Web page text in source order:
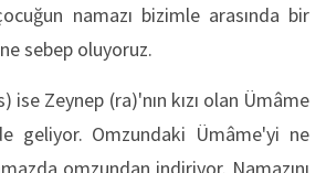
namazı bizimle arasında bir
sebep oluyoruz.
ise Zeynep (ra)'nın kızı olan Ümâme
geliyor. Omzundaki Ümâme'yi ne